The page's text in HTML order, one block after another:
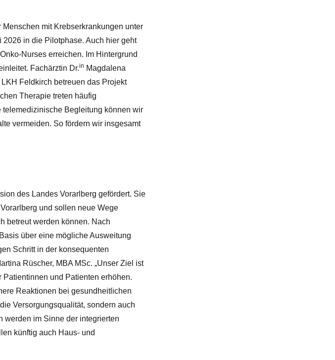
mit Krebserkrankungen unter
2026 in die Pilotphase. Auch hier geht
Nurses erreichen. Im Hintergrund
Fachärztin Dr.in Magdalena
Feldkirch betreuen das Projekt
Therapie treten häufig
Begleitung können wir
vermeiden. So fördern wir insgesamt
des Landes Vorarlberg gefördert. Sie
und sollen neue Wege
betreut werden können. Nach
über eine mögliche Ausweitung
Schritt in der konsequenten
Rüscher, MBA MSc. „Unser Ziel ist
und Patienten erhöhen.
Reaktionen bei gesundheitlichen
Versorgungsqualität, sondern auch
werden im Sinne der integrierten
künftig auch Haus- und